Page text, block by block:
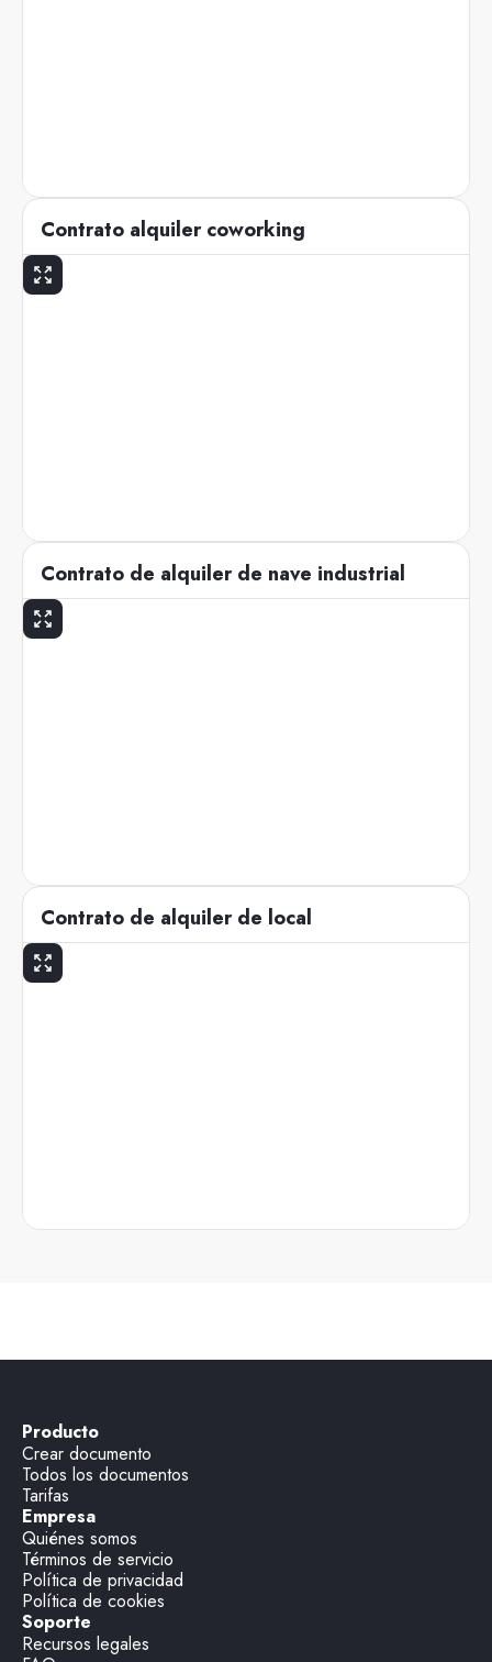
Contrato alquiler coworking
Contrato de alquiler de nave industrial
Contrato de alquiler de local
Producto
Crear documento
Todos los documentos
Tarifas
Empresa
Quiénes somos
Términos de servicio
Política de privacidad
Política de cookies
Soporte
Recursos legales